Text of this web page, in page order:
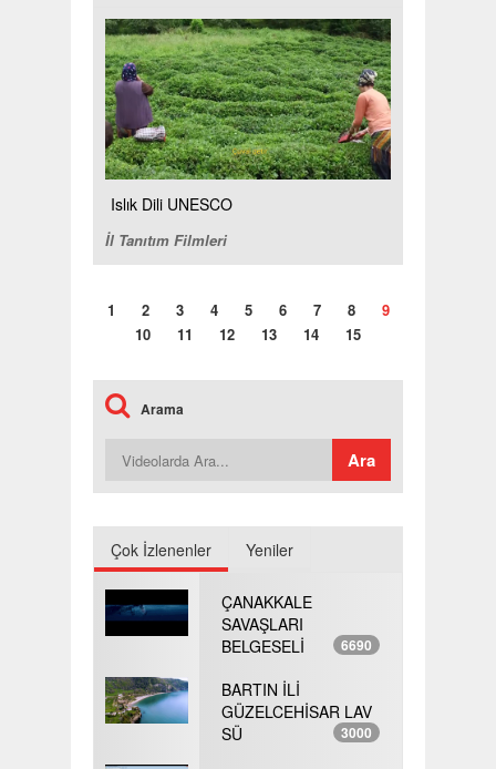
Islık Dili UNESCO
İl Tanıtım Filmleri
1 2 3 4 5 6 7 8
9
10
11 12 13 14 15
Arama
Çok İzlenenler Yeniler
ÇANAKKALE
SAVAŞLARI
BELGESELİ
6690
BARTIN İLİ
GÜZELCEHİSAR LAV
SÜ
3000